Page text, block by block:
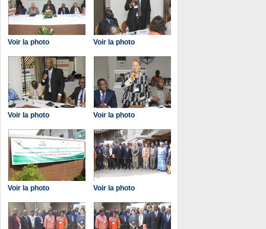
Voir la photo Voir la photo
Voir la photo Voir la photo
Voir la photo Voir la photo